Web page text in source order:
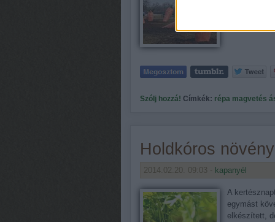
a laza
Szólj hozzá! Címkék: répa magvetés
Holdkóros
2014.02.20. 09:03 - kapanyél
A
egymást
elkészített,